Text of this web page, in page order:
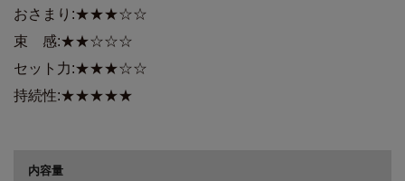
おさまり:★★★☆☆
束 感:★★☆☆☆
セット力:★★★☆☆
持続性:★★★★★
内容量